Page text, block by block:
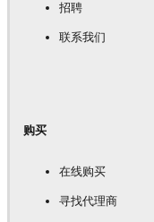
招聘
联系我们
购买
在线购买
寻找代理商